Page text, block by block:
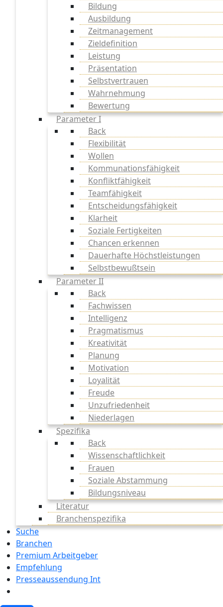
Bildung
Ausbildung
Zeitmanagement
Zieldefinition
Leistung
Präsentation
Selbstvertrauen
Wahrnehmung
Bewertung
Parameter I
Back
Flexibilität
Wollen
Kommunationsfähigkeit
Konfliktfähigkeit
Teamfähigkeit
Entscheidungsfähigkeit
Klarheit
Soziale Fertigkeiten
Chancen erkennen
Dauerhafte Höchstleistungen
Selbstbewußtsein
Parameter II
Back
Fachwissen
Intelligenz
Pragmatismus
Kreativität
Planung
Motivation
Loyalität
Freude
Unzufriedenheit
Niederlagen
Spezifika
Back
Wissenschaftlichkeit
Frauen
Soziale Abstammung
Bildungsniveau
Literatur
Branchenspezifika
Suche
Branchen
Premium Arbeitgeber
Empfehlung
Presseaussendung Int